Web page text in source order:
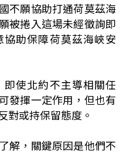
不願協助打通荷莫茲海
被捲入這場未經徵詢即
助保障荷莫茲海峽安
使北約不主導相關任
發揮一定作用，但也有
對或持保留態度。
解，關鍵原因是他們不